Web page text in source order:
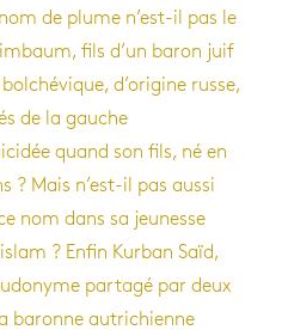
de plume n’est-il pas le
fils d’un baron juif
d’origine russe,
de la gauche
quand son fils, né en
? Mais n’est-il pas aussi
nom dans sa jeunesse
? Enfin Kurban Saïd,
partagé par deux
baronne autrichienne